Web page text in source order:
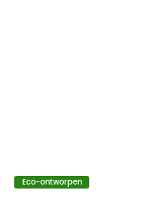
Eco-ontworpen